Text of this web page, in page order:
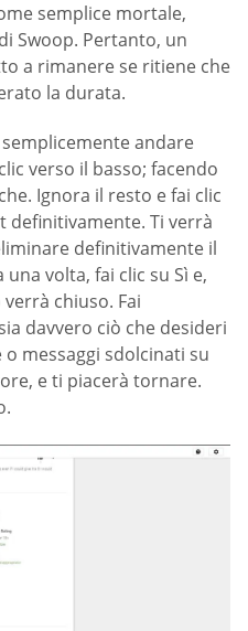
semplice mortale,
Swoop. Pertanto, un
a rimanere se ritiene che
la durata.
andare
verso il basso; facendo
Ignora il resto e fai clic
definitivamente. Ti verrà
definitivamente il
volta, fai clic su Sì e,
chiuso. Fai
davvero ciò che desideri
messaggi sdolcinati su
e ti piacerà tornare.